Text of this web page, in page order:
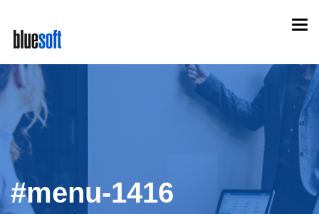
main
content
#menu-1416